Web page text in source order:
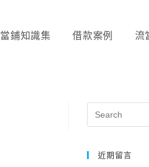
當鋪知識集 借款案例 流
近期留言